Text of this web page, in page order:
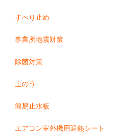
すべり止め
事業所地震対策
除菌対策
土のう
簡易止水板
エアコン室外機用遮熱シート